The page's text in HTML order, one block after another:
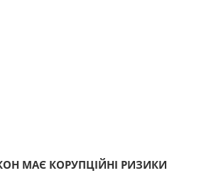
МАЄ КОРУПЦІЙНІ РИЗИКИ